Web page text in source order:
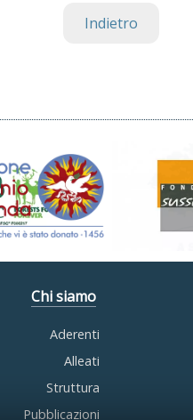
Indietro
Chi siamo
Aderenti
Alleati
Struttura
Pubblicazioni